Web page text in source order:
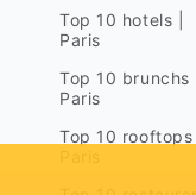
Top 10 hotels |
Paris
Top 10 brunchs |
Paris
Top 10 rooftops |